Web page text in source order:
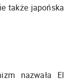
także japońska
nazwała El